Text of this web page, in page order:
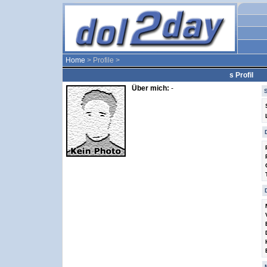
Home > Profile >
s Profil
Über mich: -